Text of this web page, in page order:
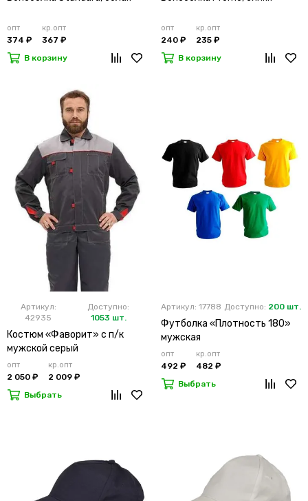
опт
374 ₽
кр.опт
367 ₽
В корзину
опт
240 ₽
кр.опт
235 ₽
В корзину
Артикул:
42935
Доступно:
1053 шт.
Костюм «Фаворит» с п/к
мужской серый
опт
2 050 ₽
кр.опт
2 009 ₽
Выбрать
Артикул: 17788 Доступно: 200 шт.
Футболка «Плотность 180»
мужская
опт
492 ₽
кр.опт
482 ₽
Выбрать